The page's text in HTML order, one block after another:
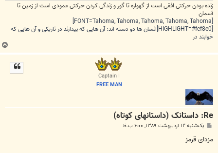
زنده بودن حرکتی افقی است از گهواره تا گور و زندگی کردن حرکتی عمودی است از زمین تا
آسمان
[FONT=Tahoma, Tahoma, Tahoma, Tahoma, Tahoma]
[HIGHLIGHT=#fef8e0]انسان ها دو دسته اند: آن هایی که بیدارند در تاریکی و آن هایی که
خوابند در
ب
ا
Captain I
FREE MAN
Re: داستانک (داستانهای کوتاه)
پ
ت
یک‌شنبه ۱۲ اردیبهشت ۱۳۸۹, ۶:۰۰ ب.ظ
مزدای قرمز